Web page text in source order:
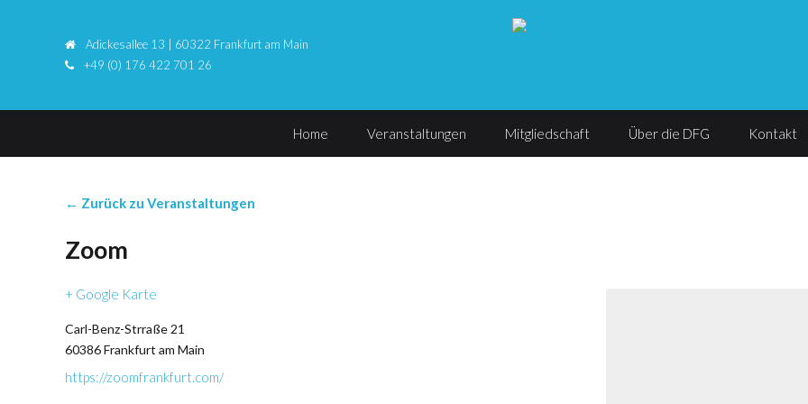
Adickesallee 13 | 60322 Frankfurt am Main
+49 (0) 176 422 701 26
Home Veranstaltungen Mitgliedschaft Über die DFG Kontakt
← Zurück zu Veranstaltungen
Zoom
+ Google Karte
Carl-Benz-Strraße 21
60386Frankfurt am Main
https://zoomfrankfurt.com/